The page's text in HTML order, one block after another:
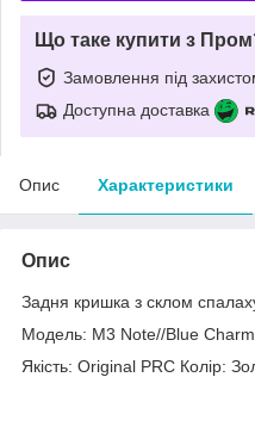
Що таке купити з
Замовлення під
Доступна доставка
Опис Характеристики
Опис
Задня кришка з склом
Модель: M3 Note//Blue
Якість: Original PRC Колір: